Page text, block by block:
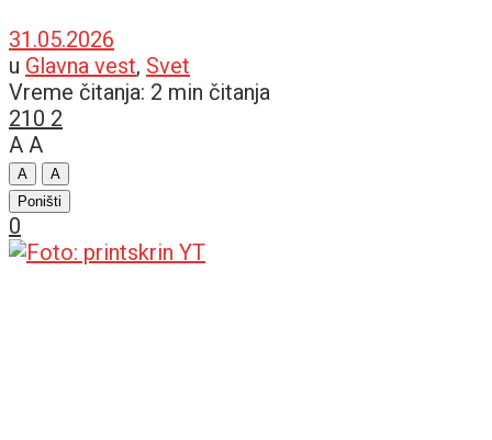
31.05.2026
u Glavna vest, Svet
Vreme čitanja: 2 min čitanja
210 2
A A
A
A
Poništi
0